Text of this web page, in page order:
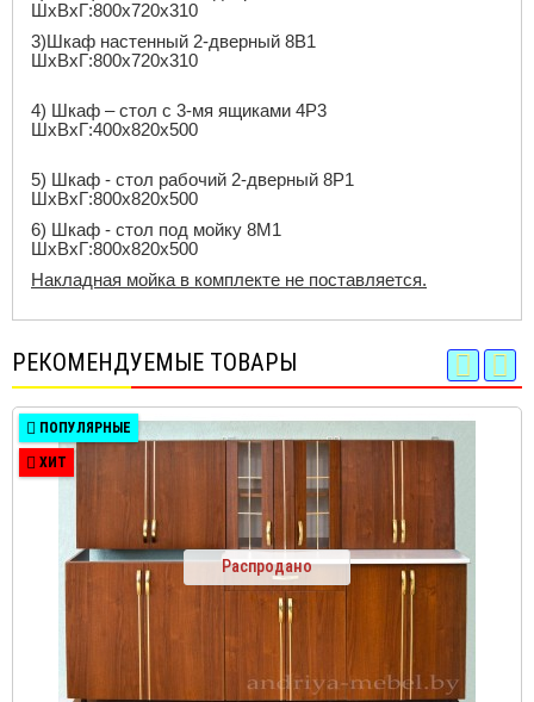
ШхВхГ:800x720x310
3)Шкаф настенный 2-дверный 8В1
ШхВхГ:800x720x310
4) Шкаф – стол с 3-мя ящиками 4Р3
ШхВхГ:400x820x500
5) Шкаф - стол рабочий 2-дверный 8Р1
ШхВхГ:800x820x500
6) Шкаф - стол под мойку 8М1
ШхВхГ:800x820x500
Накладная мойка в комплекте не поставляется.
РЕКОМЕНДУЕМЫЕ ТОВАРЫ
ПОПУЛЯРНЫЕ
ХИТ
Распродано